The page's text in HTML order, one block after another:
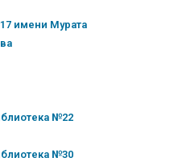
имени Мурата
№22
№30